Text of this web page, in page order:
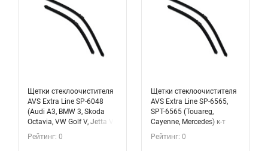
Щетки стеклоочистителя
AVS Extra Line SP-6048
(Audi A3, BMW 3, Skoda
Octavia, VW Golf V, Jetta V)
80428
Рейтинг: 0
Щетки стеклоочистителя
AVS Extra Line SP-6565,
SPT-6565 (Touareg,
Cayenne, Mercedes) к-т
2шт., 80435
Рейтинг: 0